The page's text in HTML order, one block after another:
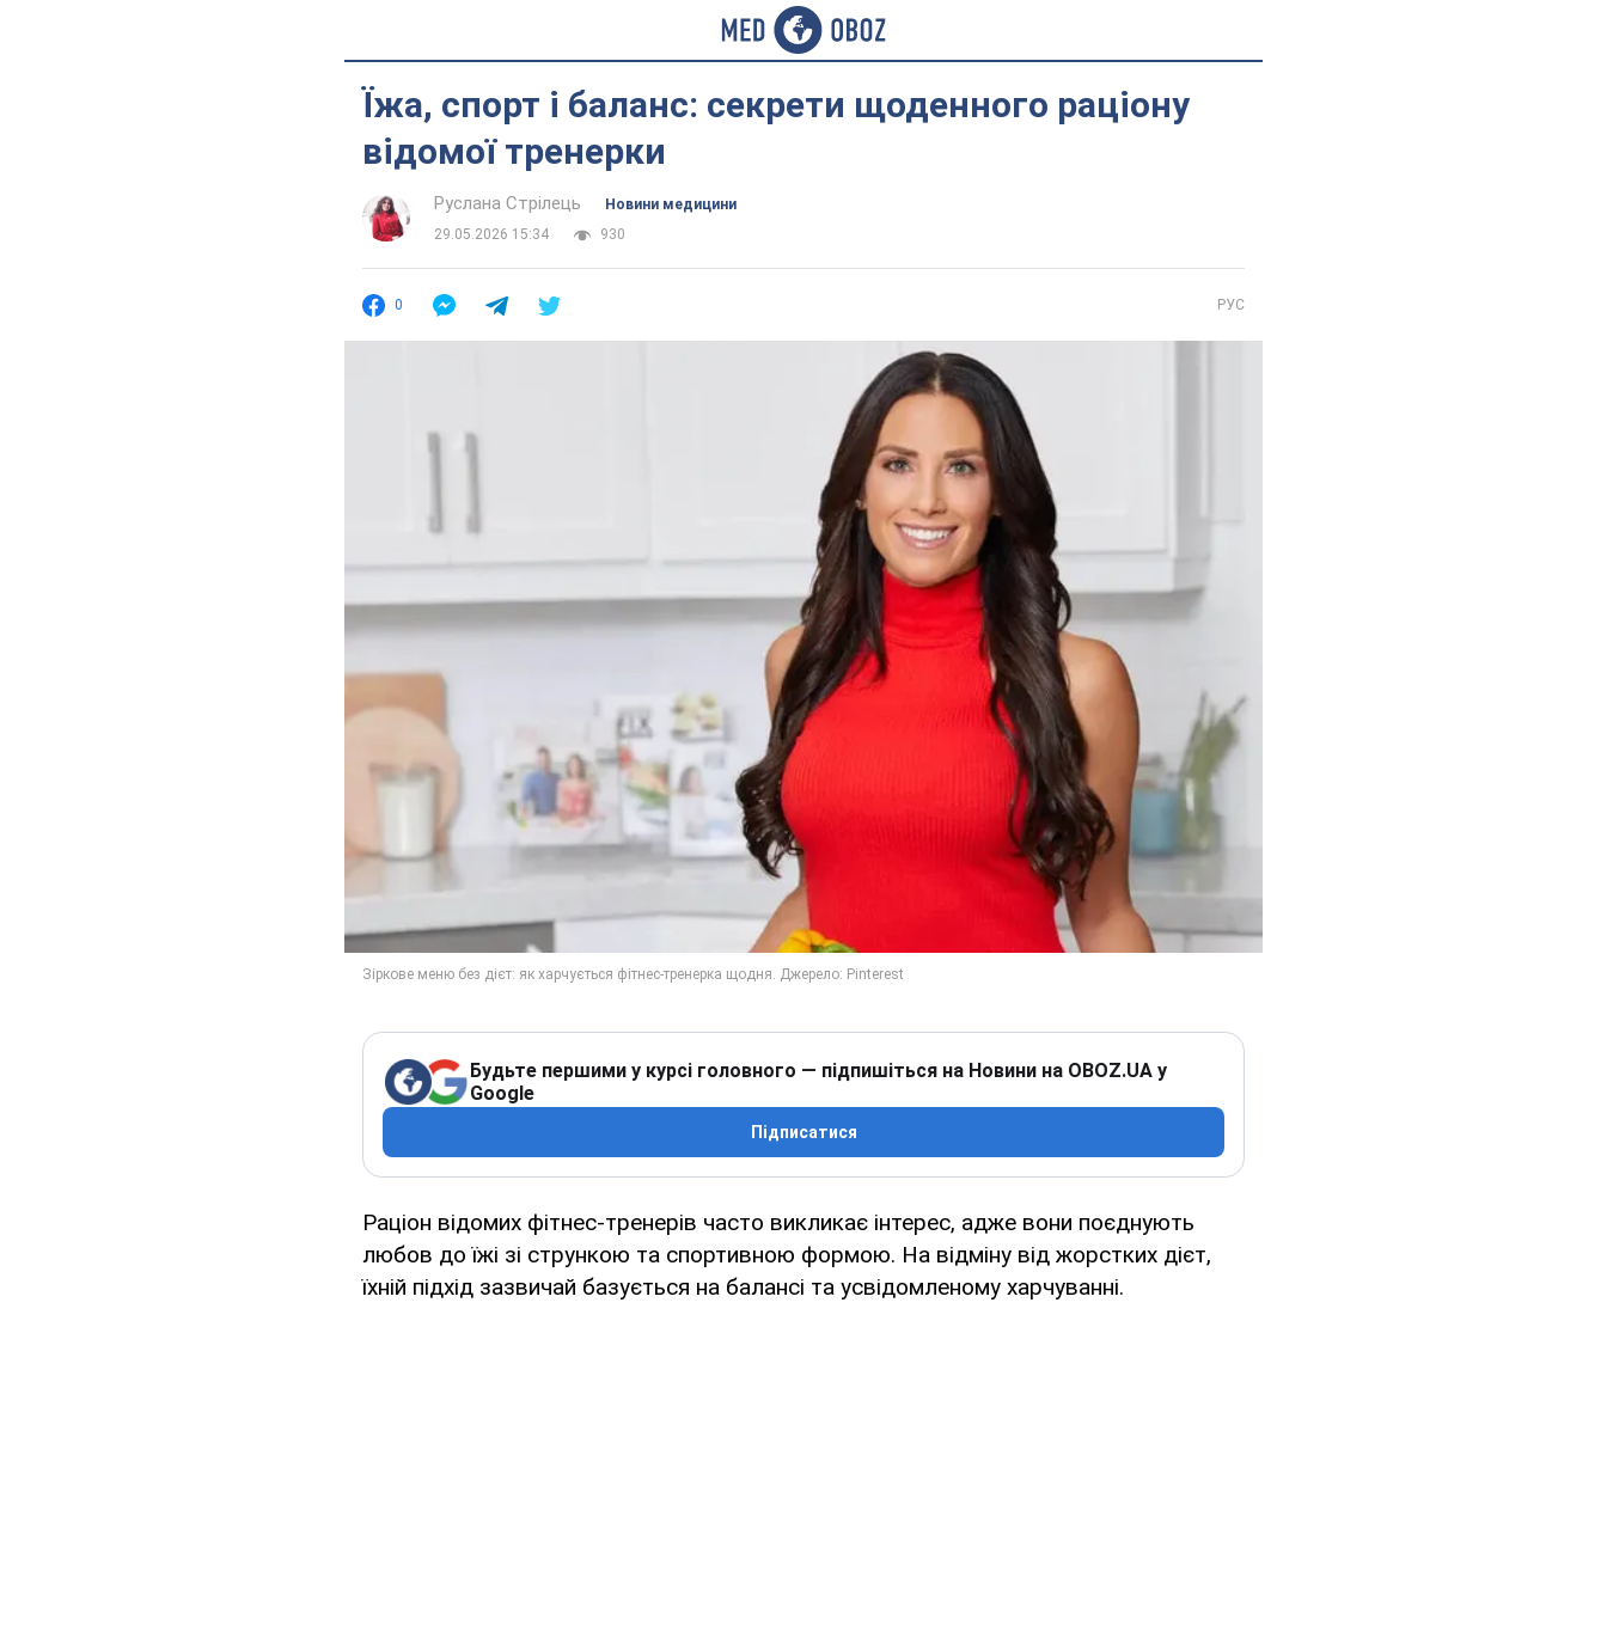
Їжа, спорт і баланс: секрети щоденного раціону
відомої тренерки
Руслана Стрілець
Новини медицини
29.05.2026 15:34
930
0 РУС
Будьте першими у курсі головного — підпишіться на Новини на OBOZ.UA у
Google
Підписатися
Раціон відомих фітнес-тренерів часто викликає інтерес, адже вони поєднують
любов до їжі зі стрункою та спортивною формою. На відміну від жорстких дієт,
їхній підхід зазвичай базується на балансі та усвідомленому харчуванні.